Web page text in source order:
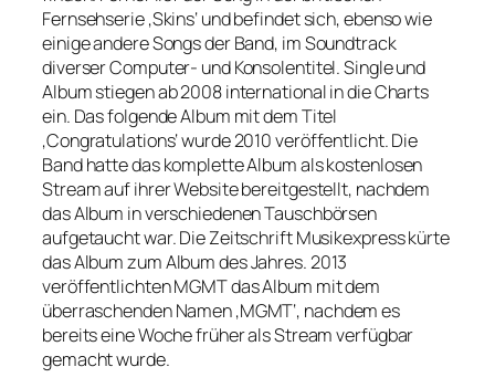
Fernsehserie ‚Skins‘ und befindet sich, ebenso wie
einige andere Songs der Band, im Soundtrack
diverser Computer- und Konsolentitel. Single und
Album stiegen ab 2008 international in die Charts
ein. Das folgende Album mit dem Titel
‚Congratulations‘ wurde 2010 veröffentlicht. Die
Band hatte das komplette Album als kostenlosen
Stream auf ihrer Website bereitgestellt, nachdem
das Album in verschiedenen Tauschbörsen
aufgetaucht war. Die Zeitschrift Musikexpress kürte
das Album zum Album des Jahres. 2013
veröffentlichten MGMT das Album mit dem
überraschenden Namen ‚MGMT‘, nachdem es
bereits eine Woche früher als Stream verfügbar
gemacht wurde.